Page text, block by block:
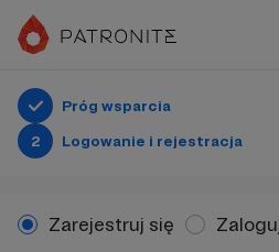
Próg wsparcia
2
Logowanie i rejestracja
Zarejestruj się